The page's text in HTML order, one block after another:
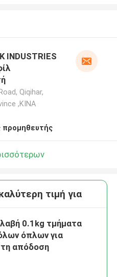
INDUSTRIES
Qiqihar,
,ΚΙΝΑ
προμηθευτής
τιμή για
0.1kg τμήματα
όπλων για
απόδοση